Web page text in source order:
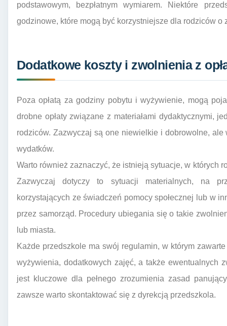
podstawowym, bezpłatnym wymiarem. Niektóre
godzinowe, które mogą być korzystniejsze dla rodziców o
Dodatkowe koszty i zwolnienia z
Poza opłatą za godziny pobytu i wyżywienie, mogą
drobne opłaty związane z materiałami dydaktycznymi,
rodziców. Zazwyczaj są one niewielkie i dobrowolne,
wydatków.
Warto również zaznaczyć, że istnieją sytuacje, w których
Zazwyczaj dotyczy to sytuacji materialnych, na
korzystających ze świadczeń pomocy społecznej lub w
przez samorząd. Procedury ubiegania się o takie
lub miasta.
Każde przedszkole ma swój regulamin, w którym
wyżywienia, dodatkowych zajęć, a także ewentualnych
jest kluczowe dla pełnego zrozumienia zasad
zawsze warto skontaktować się z dyrekcją przedszkola.